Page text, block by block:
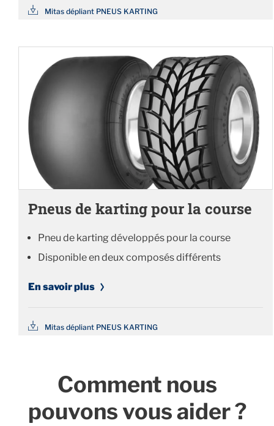
Mitas dépliant PNEUS KARTING
Pneus de karting pour la course
Pneu de karting développés pour la course
Disponible en deux composés différents
En savoir plus
Mitas dépliant PNEUS KARTING
Comment nous
pouvons vous aider ?